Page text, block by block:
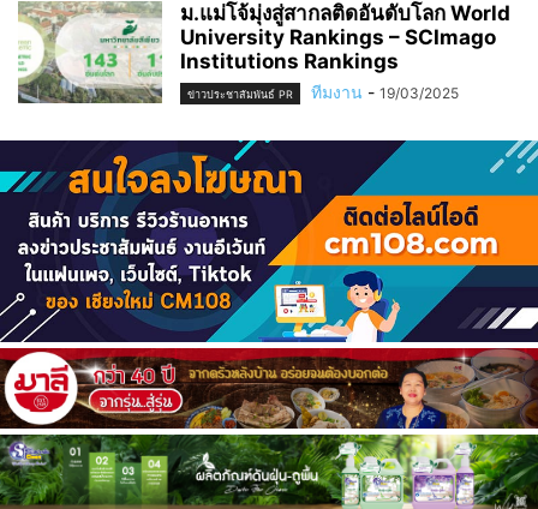
ม.แม่โจ้มุ่งสู่สากลติดอันดับโลก World
University Rankings – SCImago
Institutions Rankings
ข่าวประชาสัมพันธ์ PR ทีมงาน - 19/03/2025